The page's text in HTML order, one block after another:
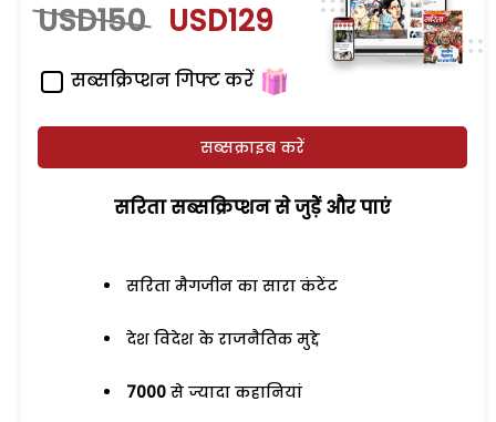
USD150 USD129
सब्सक्रिप्शन गिफ्ट करें
सब्सक्राइब करें
सरिता सब्सक्रिप्शन से जुड़ेें और पाएं
सरिता मैगजीन का सारा कंटेंट
देश विदेश के राजनैतिक मुद्दे
7000 से ज्यादा कहानियां